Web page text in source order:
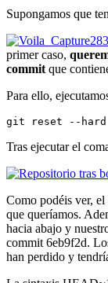
Supongamos que
primer caso,
commit que
Para ello,
git reset --hard
Tras ejecutar el
Como podéis ver,
que queríamos.
hacia abajo y
commit 6eb9f2d.
han perdido y